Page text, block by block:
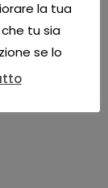
la tua
tu sia
se lo